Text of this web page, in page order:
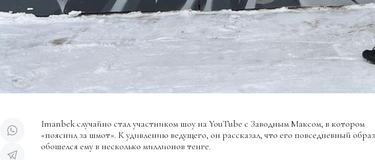
Imanbek случайно стал участником шоу на YouTube с Заводным Максом, в котором
«пояснил за шмот». К удивлению ведущего, он рассказал, что его повседневный образ
обошелся ему в несколько миллионов тенге.